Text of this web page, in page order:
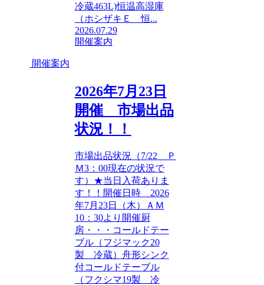
冷蔵463L)恒温高湿庫
（ホシザキＥ 恒...
2026.07.29
開催案内
開催案内
2026年7月23日
開催 市場出品
状況！！
市場出品状況（7/22 Ｐ
Ｍ3：00現在の状況で
す）★当日入荷ありま
す！！開催日時 2026
年7月23日（木）ＡＭ
10：30より開催厨
房・・・コールドテー
ブル（フジマック20
製 冷蔵）舟形シンク
付コールドテーブル
（フクシマ19製 冷